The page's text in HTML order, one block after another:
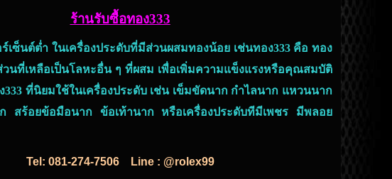
ร้านรับซื้อทอง333
เซ็นต์ต่ำ ในเครื่องประดับที่มีส่วนผสมทองน้อย เช่นทอง333 คือ ทอง
วนที่เหลือเป็นโลหะอื่น ๆ ที่ผสม เพื่อเพิ่มความแข็งแรงหรือคุณสมบัติ
333 ที่นิยมใช้ในเครื่องประดับ เช่น เข็มขัดนาก กำไลนาก แหวนนาก
สร้อยข้อมือนาก ข้อเท้านาก หรือเครื่องประดับทีมีเพชร มีพลอย
Tel: 081-274-7506 Line : @rolex99